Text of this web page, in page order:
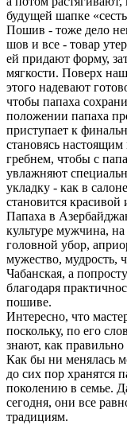
будущей шапке
Пошив - тоже дело
шов и все - товар
ей придают форму,
мягкости. Поверх
этого надевают
чтобы папаха
положении папаха
приступает к
становясь
гребнем, чтобы с
увлажняют
укладку - как в
становится
Папаха в
культуре мужчина,
головной убор,
мужество, мудрость,
Чабанская, а
благодаря
пошиве.
Интересно, что
поскольку, по его
знают, как
Как бы ни менялась
до сих пор хранятся
поколению в семье.
сегодня, они все
традициям.